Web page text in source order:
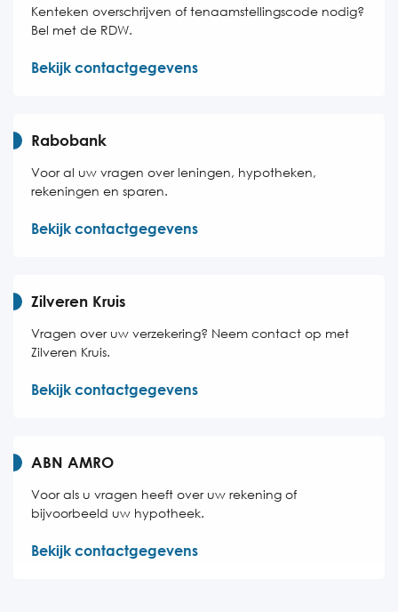
Kenteken overschrijven of tenaamstellingscode nodig?
Bel met de RDW.
Bekijk contactgegevens
Rabobank
Voor al uw vragen over leningen, hypotheken,
rekeningen en sparen.
Bekijk contactgegevens
Zilveren Kruis
Vragen over uw verzekering? Neem contact op met
Zilveren Kruis.
Bekijk contactgegevens
ABN AMRO
Voor als u vragen heeft over uw rekening of
bijvoorbeeld uw hypotheek.
Bekijk contactgegevens